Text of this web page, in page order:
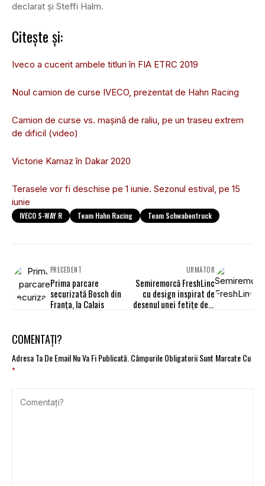
declarat și Steffi Halm.
Citește și:
Iveco a cucerit ambele titluri în FIA ETRC 2019
Noul camion de curse IVECO, prezentat de Hahn Racing
Camion de curse vs. mașină de raliu, pe un traseu extrem
de dificil (video)
Victorie Kamaz în Dakar 2020
Terasele vor fi deschise pe 1 iunie. Sezonul estival, pe 15
iunie
IVECO S-WAY R Team Hahn Racing Team Schwabentruck
PRECEDENT
Prima parcare
securizată Bosch din
Franța, la Calais
URMĂTOR
Semiremorcă FreshLinc
cu design inspirat de
desenul unei fetițe de 6
COMENTAȚI?
Adresa Ta De Email Nu Va Fi Publicată. Câmpurile Obligatorii Sunt Marcate Cu
*